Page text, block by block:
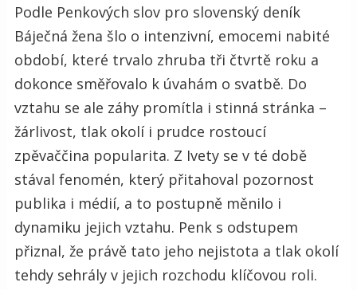
Podle Penkových slov pro slovenský deník
Báječná žena šlo o intenzivní, emocemi nabité
období, které trvalo zhruba tři čtvrtě roku a
dokonce směřovalo k úvahám o svatbě. Do
vztahu se ale záhy promítla i stinná stránka –
žárlivost, tlak okolí i prudce rostoucí
zpěvaččina popularita. Z Ivety se v té době
stával fenomén, který přitahoval pozornost
publika i médií, a to postupně měnilo i
dynamiku jejich vztahu. Penk s odstupem
přiznal, že právě tato jeho nejistota a tlak okolí
tehdy sehrály v jejich rozchodu klíčovou roli.